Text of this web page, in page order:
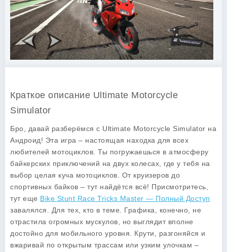
Краткое описание Ultimate Motorcycle
Simulator
Бро, давай разберёмся с Ultimate Motorcycle Simulator на
Андроид! Эта игра – настоящая находка для всех
любителей мотоциклов. Ты погружаешься в атмосферу
байкерских приключений на двух колесах, где у тебя на
выбор целая куча мотоциклов. От круизеров до
спортивных байков – тут найдётся всё! Присмотритесь,
тут еще Bike Stunt Race Tricks Master — Полный Доступ
завалялся. Для тех, кто в теме. Графика, конечно, не
отрастила огромных мускулов, но выглядит вполне
достойно для мобильного уровня. Крути, разгоняйся и
вжаривай по открытым трассам или узким улочкам –